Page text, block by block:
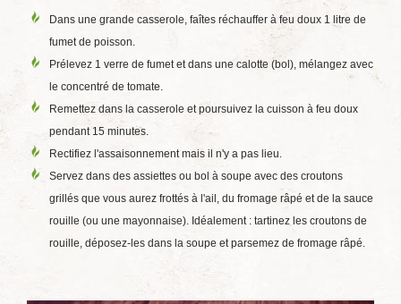
Dans une grande casserole, faîtes réchauffer à feu doux 1 litre de
fumet de poisson.
Prélevez 1 verre de fumet et dans une calotte (bol), mélangez avec
le concentré de tomate.
Remettez dans la casserole et poursuivez la cuisson à feu doux
pendant 15 minutes.
Rectifiez l'assaisonnement mais il n'y a pas lieu.
Servez dans des assiettes ou bol à soupe avec des croutons
grillés que vous aurez frottés à l'ail, du fromage râpé et de la sauce
rouille (ou une mayonnaise). Idéalement : tartinez les croutons de
rouille, déposez-les dans la soupe et parsemez de fromage râpé.